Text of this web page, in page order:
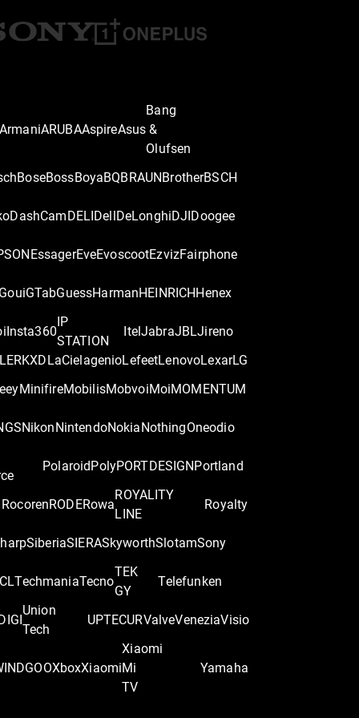
ArmaniARUBAAspireAsus
Bang
&
Olufsen
BoseBossBoyaBQBRAUNBrotherBSCH
DashCamDELIDellDeLonghiDJIDoogee
EssagerEveEvoscootEzvizFairphone
GouiGTabGuessHarmanHEINRICHHenex
Insta360
IP
STATION
ItelJabraJBLJireno
KXDLaCielagenioLefeetLenovoLexarLG
MinifireMobilisMobvoiMoiMOMENTUM
NikonNintendoNokiaNothingOneodio
PolaroidPolyPORTDESIGNPortland
RocorenRODERowa
ROYALITY
LINE
Royalty
SiberiaSIERASkyworthSlotamSony
TechmaniaTecno
TEK
GY
Telefunken
Union
Tech
UPTECURValveVeneziaVisio
XboxXiaomi
Xiaomi
Mi
TV
Yamaha